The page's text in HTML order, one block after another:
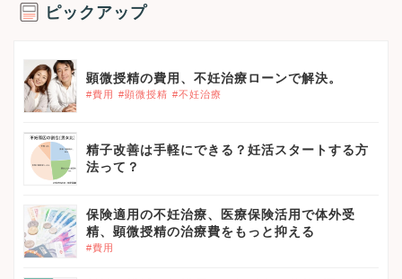
ピックアップ
顕微授精の費用、不妊治療ローンで解決。
#費用 #顕微授精 #不妊治療
精子改善は手軽にできる？妊活スタートする方
法って？
保険適用の不妊治療、医療保険活用で体外受
精、顕微授精の治療費をもっと抑える
#費用